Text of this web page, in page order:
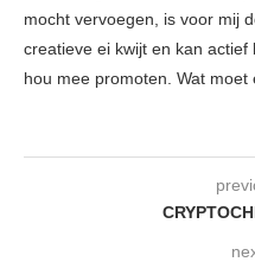
mocht vervoegen, is voor mij
creatieve ei kwijt en kan
hou mee promoten. Wat moet